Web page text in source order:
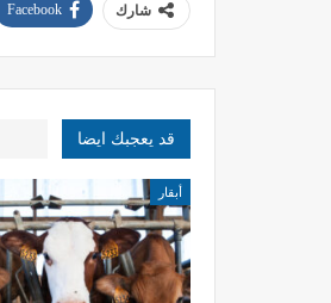
شارك Facebook
قد يعجبك ايضا
أبقار